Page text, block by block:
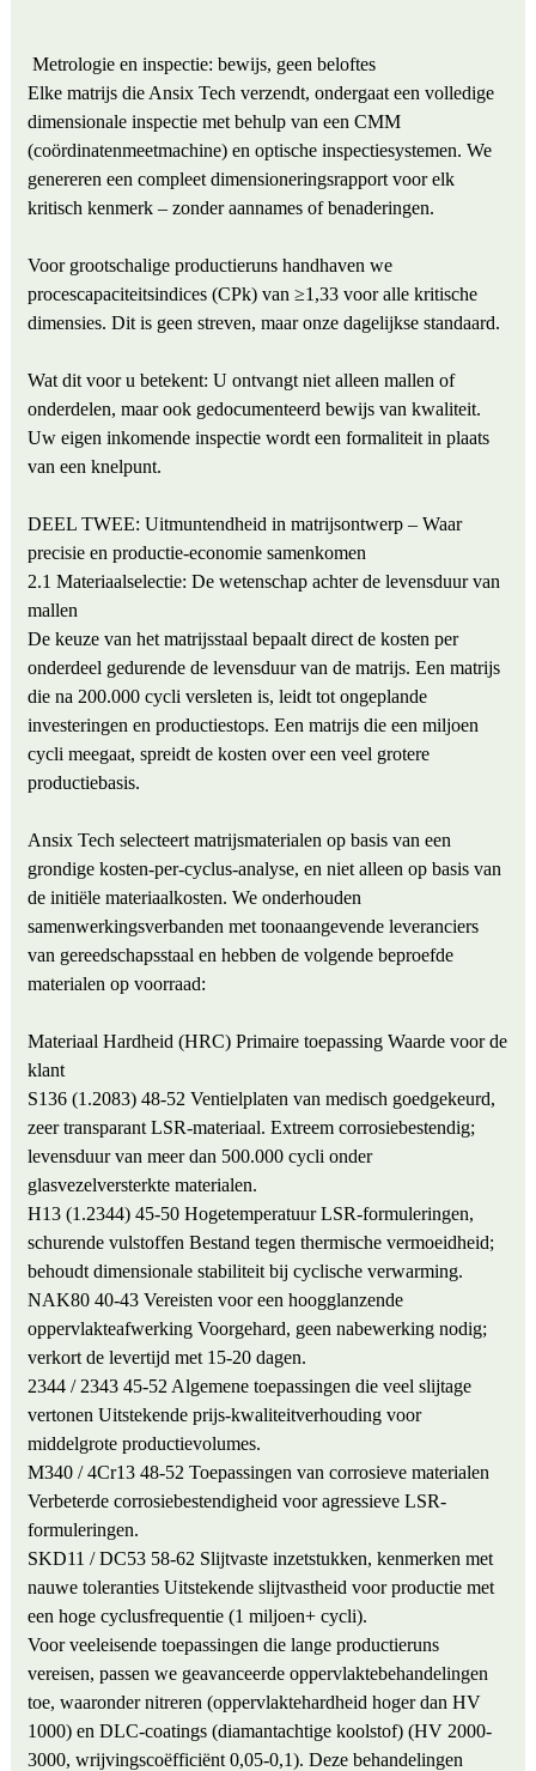
Metrologie en inspectie: bewijs, geen beloftes
Elke matrijs die Ansix Tech verzendt, ondergaat een volledige
dimensionale inspectie met behulp van een CMM
(coördinatenmeetmachine) en optische inspectiesystemen. We
genereren een compleet dimensioneringsrapport voor elk
kritisch kenmerk – zonder aannames of benaderingen.
Voor grootschalige productieruns handhaven we
procescapaciteitsindices (CPk) van ≥1,33 voor alle kritische
dimensies. Dit is geen streven, maar onze dagelijkse standaard.
Wat dit voor u betekent: U ontvangt niet alleen mallen of
onderdelen, maar ook gedocumenteerd bewijs van kwaliteit.
Uw eigen inkomende inspectie wordt een formaliteit in plaats
van een knelpunt.
DEEL TWEE: Uitmuntendheid in matrijsontwerp – Waar
precisie en productie-economie samenkomen
2.1 Materiaalselectie: De wetenschap achter de levensduur van
mallen
De keuze van het matrijsstaal bepaalt direct de kosten per
onderdeel gedurende de levensduur van de matrijs. Een matrijs
die na 200.000 cycli versleten is, leidt tot ongeplande
investeringen en productiestops. Een matrijs die een miljoen
cycli meegaat, spreidt de kosten over een veel grotere
productiebasis.
Ansix Tech selecteert matrijsmaterialen op basis van een
grondige kosten-per-cyclus-analyse, en niet alleen op basis van
de initiële materiaalkosten. We onderhouden
samenwerkingsverbanden met toonaangevende leveranciers
van gereedschapsstaal en hebben de volgende beproefde
materialen op voorraad:
Materiaal Hardheid (HRC) Primaire toepassing Waarde voor de
klant
S136 (1.2083) 48-52 Ventielplaten van medisch goedgekeurd,
zeer transparant LSR-materiaal. Extreem corrosiebestendig;
levensduur van meer dan 500.000 cycli onder
glasvezelversterkte materialen.
H13 (1.2344) 45-50 Hogetemperatuur LSR-formuleringen,
schurende vulstoffen Bestand tegen thermische vermoeidheid;
behoudt dimensionale stabiliteit bij cyclische verwarming.
NAK80 40-43 Vereisten voor een hoogglanzende
oppervlakteafwerking Voorgehard, geen nabewerking nodig;
verkort de levertijd met 15-20 dagen.
2344 / 2343 45-52 Algemene toepassingen die veel slijtage
vertonen Uitstekende prijs-kwaliteitverhouding voor
middelgrote productievolumes.
M340 / 4Cr13 48-52 Toepassingen van corrosieve materialen
Verbeterde corrosiebestendigheid voor agressieve LSR-
formuleringen.
SKD11 / DC53 58-62 Slijtvaste inzetstukken, kenmerken met
nauwe toleranties Uitstekende slijtvastheid voor productie met
een hoge cyclusfrequentie (1 miljoen+ cycli).
Voor veeleisende toepassingen die lange productieruns
vereisen, passen we geavanceerde oppervlaktebehandelingen
toe, waaronder nitreren (oppervlaktehardheid hoger dan HV
1000) en DLC-coatings (diamantachtige koolstof) (HV 2000-
3000, wrijvingscoëfficiënt 0,05-0,1). Deze behandelingen